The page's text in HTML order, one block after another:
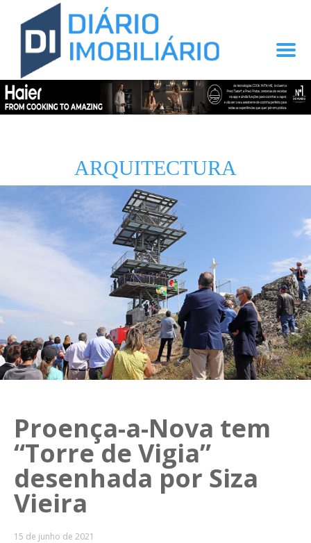
ARQUITECTURA
Proença-a-Nova tem
“Torre de Vigia”
desenhada por Siza
Vieira
15 de junho de 2021